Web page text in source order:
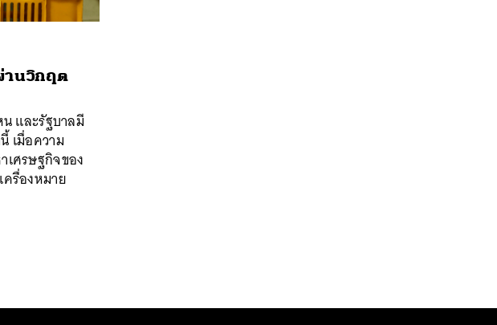
านวิกฤต
น และรัฐบาลมี
เมื่อความ
เศรษฐกิจของ
รื่องหมาย
EMAIL